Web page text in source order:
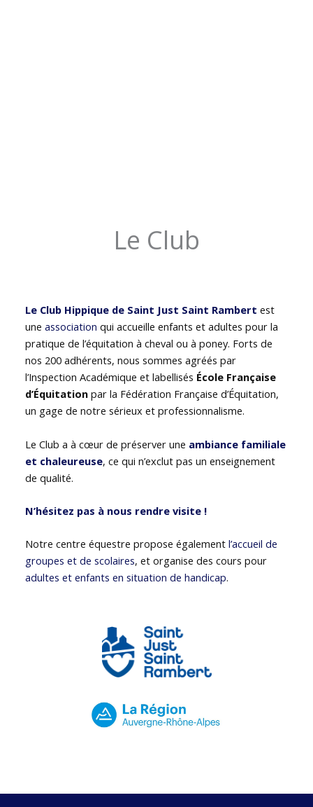
Le Club
Le Club Hippique de Saint Just Saint Rambert est
uneassociation qui accueille enfants et adultes pour la
pratique de l’équitation à cheval ou à poney. Forts de
nos 200 adhérents, nous sommes agréés par
l’Inspection Académique et labellisés École Française
d’Équitation par la Fédération Française d’Équitation,
un gage de notre sérieux et professionnalisme.
Le Club a à cœur de préserver une ambiance familiale
et chaleureuse, ce qui n’exclut pas un enseignement
de qualité.
N’hésitez pas à nous rendre visite !
Notre centre équestre propose égalementl’accueil de
groupes et de scolaires, et organise des cours pour
adultes et enfants en situation de handicap.